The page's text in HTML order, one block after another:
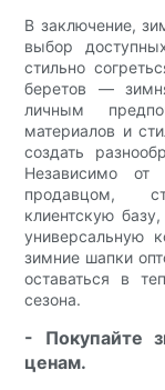
В заключение,
выбор
стильно
беретов —
личным
материалов и
создать
Независимо
продавцом,
клиентскую
универсальную
зимние шапки
оставаться в
сезона.
- Покупайте
ценам.